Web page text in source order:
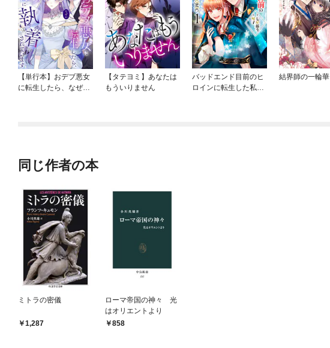
【単行本】おデブ悪女
に転生したら、なぜか
【タテヨミ】あなたは
もういりません
バッドエンド目前のヒ
ロインに転生した私、
結界師の一輪華
同じ作者の本
ミトラの密儀
1,287
ローマ帝国の神々 光
はオリエントより
858